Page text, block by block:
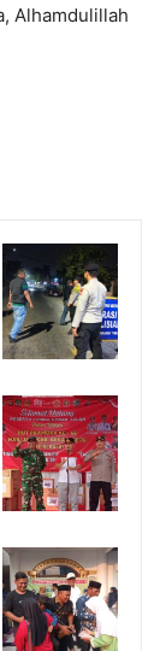
Alhamdulillah